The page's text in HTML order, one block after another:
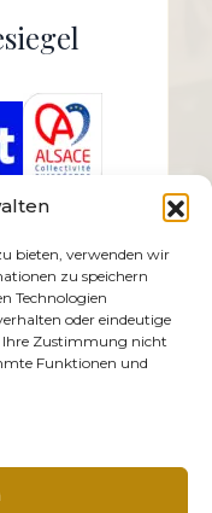
bieten, verwenden wir
zu speichern
Technologien
oder eindeutige
Ihre Zustimmung nicht
Funktionen und